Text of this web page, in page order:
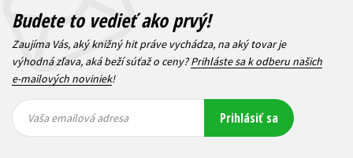
Budete to vedieť ako prvý!
Zaujíma Vás, aký knižný hit práve vychádza, na aký tovar je
výhodná zľava, aká beží súťaž o ceny?Prihláste sa k odberu našich
e-mailových noviniek!
emailová
emailová
Vaša emailová adresa Prihlásiť sa